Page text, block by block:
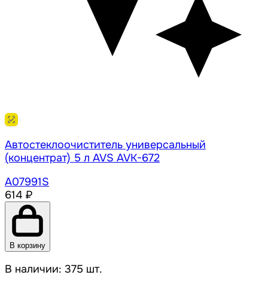
Автостеклоочиститель универсальный
(концентрат) 5 л AVS AVK-672
A07991S
614 ₽
В корзину
В наличии: 375 шт.